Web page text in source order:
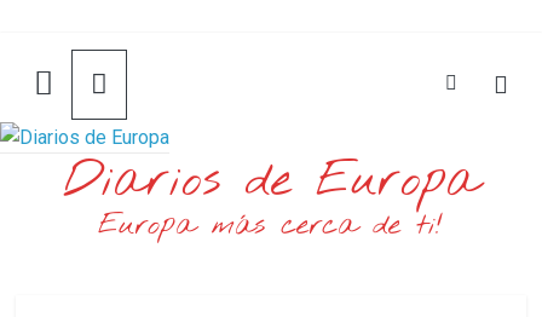
contenido
Diarios de Europa
Europa más cerca de ti!